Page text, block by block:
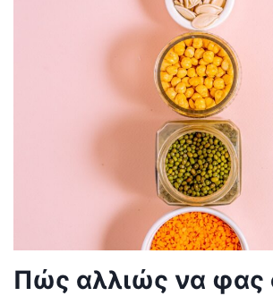
Πώς αλλιώς να φας